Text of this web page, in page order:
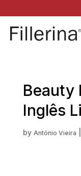
Beauty
Inglês
by António Vieira